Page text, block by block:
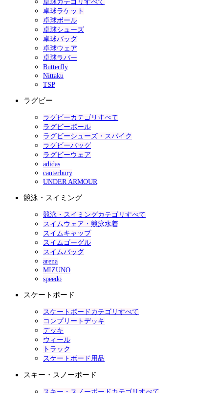
卓球カテゴリすべて
卓球ラケット
卓球ボール
卓球シューズ
卓球バッグ
卓球ウェア
卓球ラバー
Butterfly
Nittaku
TSP
ラグビー
ラグビーカテゴリすべて
ラグビーボール
ラグビーシューズ・スパイク
ラグビーバッグ
ラグビーウェア
adidas
canterbury
UNDER ARMOUR
競泳・スイミング
競泳・スイミングカテゴリすべて
スイムウェア・競泳水着
スイムキャップ
スイムゴーグル
スイムバッグ
arena
MIZUNO
speedo
スケートボード
スケートボードカテゴリすべて
コンプリートデッキ
デッキ
ウィール
トラック
スケートボード用品
スキー・スノーボード